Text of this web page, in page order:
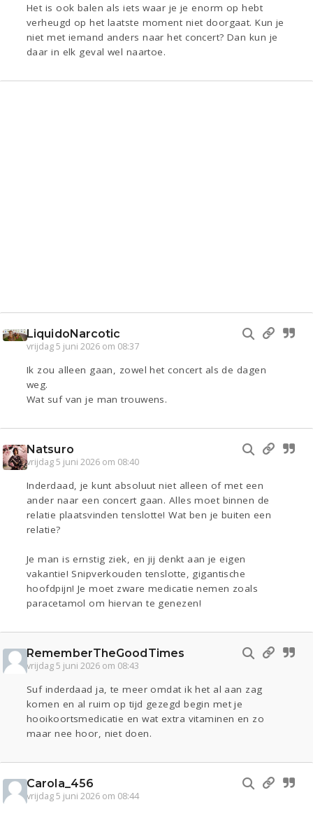
Het is ook balen als iets waar je je enorm op hebt
verheugd op het laatste moment niet doorgaat. Kun je
niet met iemand anders naar het concert? Dan kun je
daar in elk geval wel naartoe.
LiquidoNarcotic
vrijdag 5 juni 2026 om 08:37
Ik zou alleen gaan, zowel het concert als de dagen
weg.
Wat suf van je man trouwens.
Natsuro
vrijdag 5 juni 2026 om 08:40
Inderdaad, je kunt absoluut niet alleen of met een
ander naar een concert gaan. Alles moet binnen de
relatie plaatsvinden tenslotte! Wat ben je buiten een
relatie?
Je man is ernstig ziek, en jij denkt aan je eigen
vakantie! Snipverkouden tenslotte, gigantische
hoofdpijn! Je moet zware medicatie nemen zoals
paracetamol om hiervan te genezen!
RememberTheGoodTimes
vrijdag 5 juni 2026 om 08:43
Suf inderdaad ja, te meer omdat ik het al aan zag
komen en al ruim op tijd gezegd begin met je
hooikoortsmedicatie en wat extra vitaminen en zo
maar nee hoor, niet doen.
Carola_456
vrijdag 5 juni 2026 om 08:44